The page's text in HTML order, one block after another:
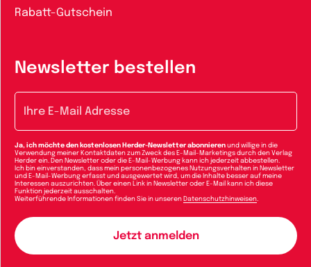
Rabatt-Gutschein
Newsletter bestellen
Ja, ich möchte den kostenlosen Herder-Newsletter abonnieren und willige in die
Verwendung meiner Kontaktdaten zum Zweck des E-Mail-Marketings durch den Verlag
Herder ein. Den Newsletter oder die E-Mail-Werbung kann ich jederzeit abbestellen.
Ich bin einverstanden, dass mein personenbezogenes Nutzungsverhalten in Newsletter
und E-Mail-Werbung erfasst und ausgewertet wird, um die Inhalte besser auf meine
Interessen auszurichten. Über einen Link in Newsletter oder E-Mail kann ich diese
Funktion jederzeit ausschalten.
Weiterführende Informationen finden Sie in unseren Datenschutzhinweisen.